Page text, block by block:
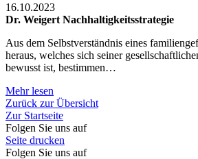
16.10.2023
Dr. Weigert Nachhaltigkeitsstrategie
Aus dem Selbstverständnis eines
heraus, welches sich seiner
bewusst ist, bestimmen…
Mehr lesen
Zurück zur Übersicht
Zur Startseite
Folgen Sie uns auf
Seite drucken
Folgen Sie uns auf